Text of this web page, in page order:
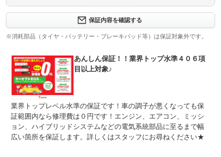
上限金額
免責金 無し
保証修理
受付先
法定整備
※車検なし・車検整備付の場合は法定24ヶ月点検整備付
※商用車は6ヶ月または12ヶ月点検整備付
法定整備
について
当社指定の整備工場にて、納車整備を実施し納車いたしま
す。
保証内容を確認する
※消耗部品（タイヤ・バッテリー・ブレーキパッド等）は保証対象外です。
あんしん保証！！業界トップ水準４０６項
目以上対象♪
業界トップレベル水準の保証です！車の調子が悪くなっても保
証範囲内なら修理費は０円です！エンジン、エアコン、ミッシ
ョン、ハイブリッドシステムなどの電気系統部品に至るまで幅
広い箇所を保証します。詳しくはスタッフにお尋ねください★